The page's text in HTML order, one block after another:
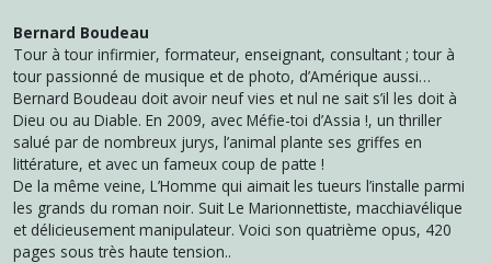
Bernard Boudeau
Tour à tour infirmier, formateur, enseignant, consultant ; tour à
tour passionné de musique et de photo, d’Amérique aussi…
Bernard Boudeau doit avoir neuf vies et nul ne sait s’il les doit à
Dieu ou au Diable. En 2009, avec Méfie-toi d’Assia !, un thriller
salué par de nombreux jurys, l’animal plante ses griffes en
littérature, et avec un fameux coup de patte !
De la même veine, L’Homme qui aimait les tueurs l’installe parmi
les grands du roman noir. Suit Le Marionnettiste, macchiavélique
et délicieusement manipulateur. Voici son quatrième opus, 420
pages sous très haute tension..